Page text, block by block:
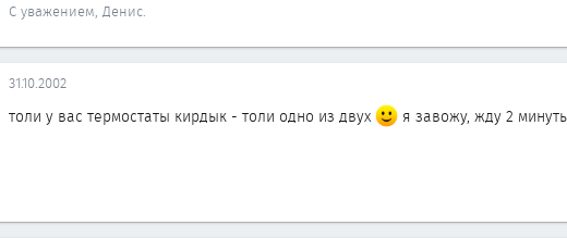
С уважением, Денис.
31.10.2002
толи у вас термостаты кирдык - толи одно из двух я завожу, жду 2